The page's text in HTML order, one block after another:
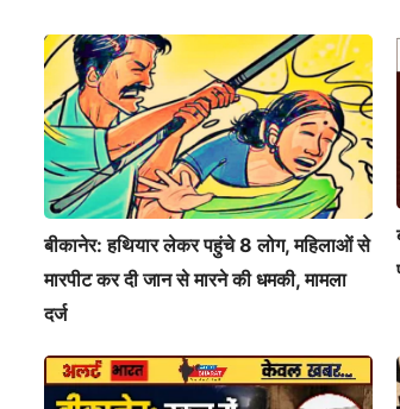
बीकानेर: हथियार लेकर पहुंचे 8 लोग, महिलाओं से
मारपीट कर दी जान से मारने की धमकी, मामला
दर्ज